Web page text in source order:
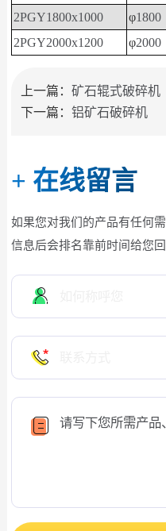
2PGY1800x1000
φ1800
2PGY2000x1200
φ2000
上一篇： 矿石辊式破碎机
下一篇： 铝矿石破碎机
+ 在线留言
如果您对我们的产品有任何
信息后会排名靠前时间给您